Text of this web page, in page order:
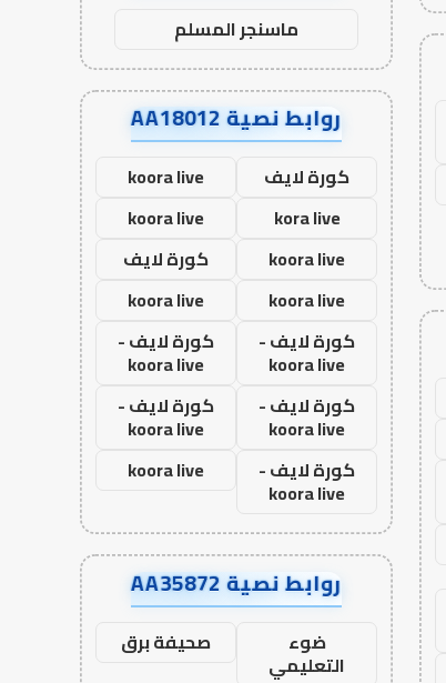
ماسنجر المسلم
روابط نصية AA18012
كورة لايف
koora live
kora live
koora live
koora live
كورة لايف
koora live
koora live
كورة لايف -
koora live
كورة لايف -
koora live
كورة لايف -
koora live
كورة لايف -
koora live
كورة لايف -
koora live
koora live
روابط نصية AA35872
ضوء
التعليمي
صحيفة برق